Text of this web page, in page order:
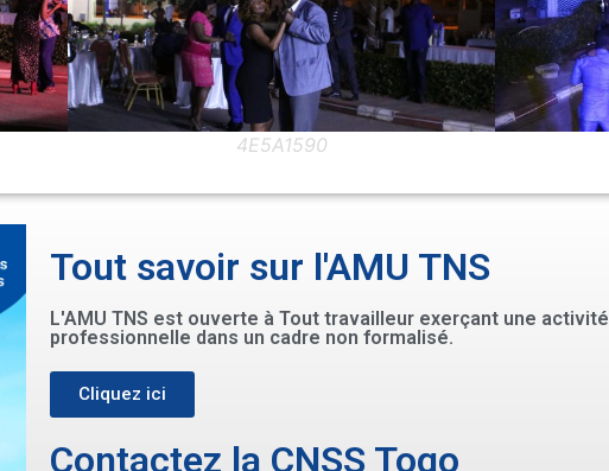
Tout savoir sur l'AMU TNS
L'AMU TNS est ouverte à Tout travailleur exerçant une activité
professionnelle dans un cadre non formalisé.
Cliquez ici
Contactez la CNSS Togo